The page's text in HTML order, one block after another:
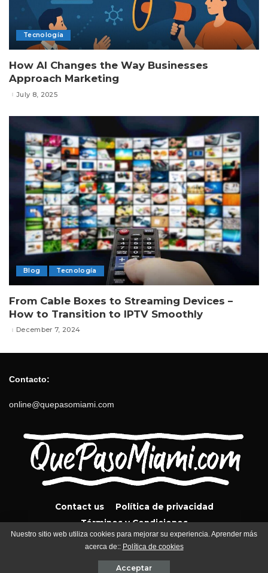
Tecnología
How AI Changes the Way Businesses
Approach Marketing
July 8, 2025
Blog Tecnología
From Cable Boxes to Streaming Devices –
How to Transition to IPTV Smoothly
December 7, 2024
Contacto:
online@quepasomiami.com
Contact us
Política de privacidad
Términos y Condiciones
QuePasoMiami.com 2024
Nuestro sitio web utiliza cookies para mejorar su experiencia. Aprender más
acerca de:: Política de cookies
Acceptar